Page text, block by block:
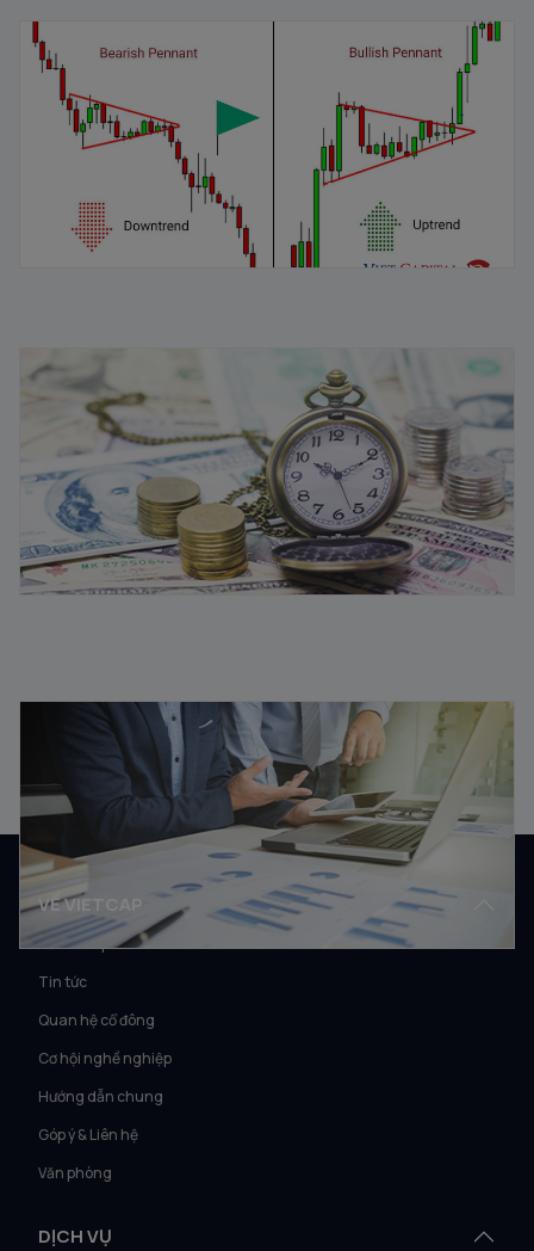
Mô hình cờ đuôi nheo: Đặc điểm và cách nhận dạng
04/02/2026
Vòng quay vốn lưu động là gì? Chiến lược quản lý hiệu
quả
11/08/2025
Vốn lưu động là gì? Ý nghĩa vốn lưu động trong kinh
08/08/2025
VỀ VIETCAP
Về Vietcap
Tin tức
Quan hệ cổ đông
Cơ hội nghề nghiệp
Hướng dẫn chung
Góp ý & Liên hệ
Văn phòng
DỊCH VỤ